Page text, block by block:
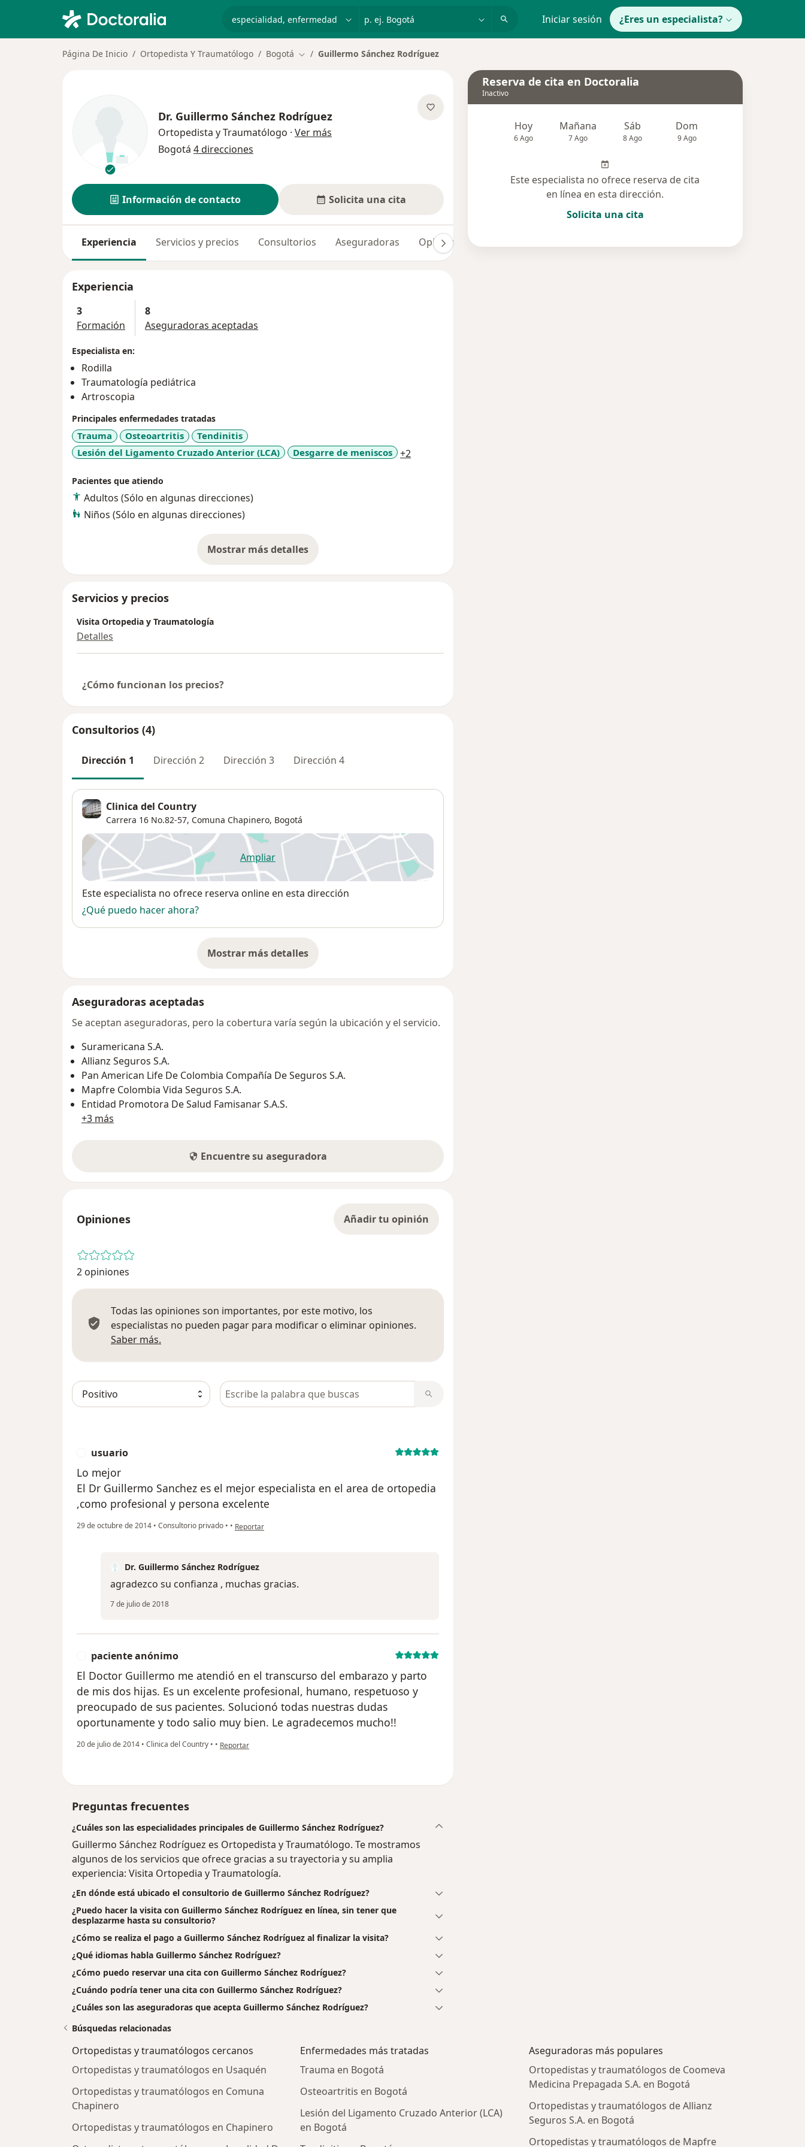
p. ej. Bogotá Iniciar sesión ¿Eres un especialista?
Página De Inicio Ortopedista Y Traumatólogo Bogotá Cambiar de ciudad
Guillermo Sánchez Rodríguez
Dr. Guillermo Sánchez Rodríguez
Ortopedista y Traumatólogo · Ver más
Bogotá 4 direcciones
Información de contacto Solicita una cita
Experiencia Servicios y precios Consultorios Aseguradoras Opiniones (2)
Experiencia
3
Formación
8
Aseguradoras aceptadas
Especialista en:
Rodilla
Traumatología pediátrica
Artroscopia
Principales enfermedades tratadas
Trauma Osteoartritis
Tendinitis
Lesión del Ligamento Cruzado Anterior (LCA)
Desgarre de meniscos +2
Pacientes que atiendo
Adultos (Sólo en algunas direcciones)
Niños (Sólo en algunas direcciones)
Mostrar más detalles
sobre la experiencia
Servicios y precios
Visita Ortopedia y Traumatología
Detalles
¿Cómo funcionan los precios?
Consultorios (4)
Dirección 1 Dirección 2 Dirección 3 Dirección 4
Clinica del Country
Carrera 16 No.82-57, Comuna Chapinero, Bogotá
Ampliarse abre en una nueva pestaña
Disponibilidad
Este especialista no ofrece reserva online en esta dirección
¿Qué puedo hacer ahora?
Mostrar más detalles
sobre la dirección
Aseguradoras aceptadas
Se aceptan aseguradoras, pero la cobertura varía según la ubicación y el servicio.
Suramericana S.A.
Allianz Seguros S.A.
Pan American Life De Colombia Compañía De Seguros S.A.
Mapfre Colombia Vida Seguros S.A.
Entidad Promotora De Salud Famisanar S.A.S.
+3 más
Encuentre su aseguradora
Opiniones Añadir tu opinión
2 opiniones
Todas las opiniones son importantes, por este motivo, los
especialistas no pueden pagar para modificar o eliminar opiniones.
Saber más.
Busca en opiniones
usuario
Lo mejor
El Dr Guillermo Sanchez es el mejor especialista en el area de ortopedia
,como profesional y persona excelente
29 de octubre de 2014 • Consultorio privado • • en opinión del usuario usuario
Reportar
Dr. Guillermo Sánchez Rodríguez
agradezco su confianza , muchas gracias.
7 de julio de 2018
paciente anónimo
El Doctor Guillermo me atendió en el transcurso del embarazo y parto
de mis dos hijas. Es un excelente profesional, humano, respetuoso y
preocupado de sus pacientes. Solucionó todas nuestras dudas
oportunamente y todo salio muy bien. Le agradecemos mucho!!
20 de julio de 2014 • Clinica del Country • • en opinión del usuario paciente anónimo
Reportar
Preguntas frecuentes
¿Cuáles son las especialidades principales de Guillermo Sánchez Rodríguez?
Guillermo Sánchez Rodríguez es Ortopedista y Traumatólogo. Te mostramos
algunos de los servicios que ofrece gracias a su trayectoria y su amplia
experiencia: Visita Ortopedia y Traumatología.
¿En dónde está ubicado el consultorio de Guillermo Sánchez Rodríguez?
¿Puedo hacer la visita con Guillermo Sánchez Rodríguez en línea, sin tener que
desplazarme hasta su consultorio?
¿Cómo se realiza el pago a Guillermo Sánchez Rodríguez al finalizar la visita?
¿Qué idiomas habla Guillermo Sánchez Rodríguez?
¿Cómo puedo reservar una cita con Guillermo Sánchez Rodríguez?
¿Cuándo podría tener una cita con Guillermo Sánchez Rodríguez?
¿Cuáles son las aseguradoras que acepta Guillermo Sánchez Rodríguez?
Reserva de cita en Doctoralia
Inactivo
Hoy
6 Ago
Mañana
7 Ago
Sáb
8 Ago
Dom
9 Ago
Este especialista no ofrece reserva de cita
en línea en esta dirección.
Solicita una cita
Búsquedas relacionadas
Ortopedistas y traumatólogos cercanos
Ortopedistas y traumatólogos en Usaquén
Ortopedistas y traumatólogos en Comuna
Chapinero
Ortopedistas y traumatólogos en Chapinero
Enfermedades más tratadas
Trauma en Bogotá
Osteoartritis en Bogotá
Lesión del Ligamento Cruzado Anterior (LCA)
en Bogotá
Aseguradoras más populares
Ortopedistas y traumatólogos de Coomeva
Medicina Prepagada S.A. en Bogotá
Ortopedistas y traumatólogos de Allianz
Seguros S.A. en Bogotá
Ortopedistas y traumatólogos de Mapfre